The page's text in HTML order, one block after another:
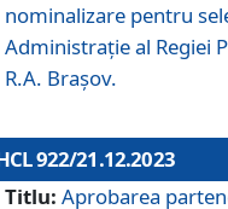
nominalizare pentru
Administrație al Regiei
R.A. Brașov.
922/21.12.2023
Titlu: Aprobarea